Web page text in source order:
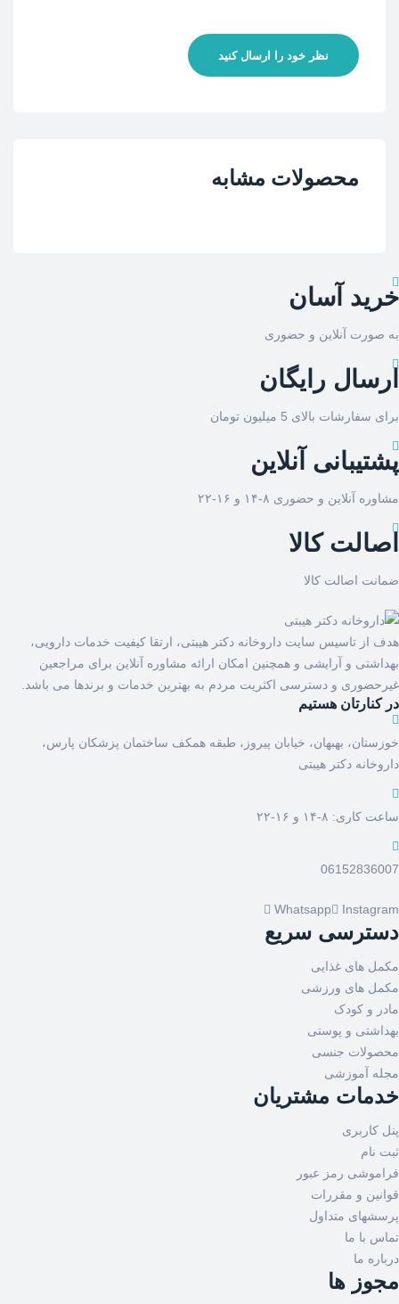
نظر خود را ارسال کنید
محصولات مشابه
خرید آسان
به صورت آنلاین و حضوری
ارسال رایگان
برای سفارشات بالای 5 میلیون تومان
پشتیبانی آنلاین
مشاوره آنلاین و حضوری ۸-۱۴ و ۱۶-۲۲
اصالت کالا
ضمانت اصالت کالا
هدف از تاسیس سایت داروخانه دکتر هیبتی، ارتقا کیفیت خدمات دارویی،
بهداشتی و آرایشی و همچنین امکان ارائه مشاوره آنلاین برای مراجعین
غیرحضوری و دسترسی اکثریت مردم به بهترین خدمات و برندها می باشد.
در کنارتان هستیم
خوزستان، بهبهان، خیابان پیروز، طبقه همکف ساختمان پزشکان پارس،
داروخانه دکتر هیبتی
ساعت کاری: ۸-۱۴ و ۱۶-۲۲
06152836007
Instagram
Whatsapp
دسترسی سریع
مکمل های غذایی
مکمل های ورزشی
مادر و کودک
بهداشتی و پوستی
محصولات جنسی
مجله آموزشی
خدمات مشتریان
پنل کاربری
ثبت نام
فراموشی رمز عبور
قوانین و مقررات
پرسشهای متداول
تماس با ما
درباره ما
مجوز ها